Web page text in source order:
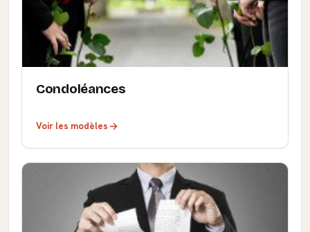
Condoléances
Voir les modèles